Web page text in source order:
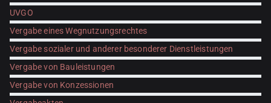
UVGO
Vergabe eines Wegnutzungsrechtes
Vergabe sozialer und anderer besonderer Dienstleistungen
Vergabe von Bauleistungen
Vergabe von Konzessionen